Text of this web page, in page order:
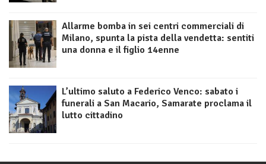
Allarme bomba in sei centri commerciali di
Milano, spunta la pista della vendetta: sentiti
una donna e il figlio 14enne
L’ultimo saluto a Federico Venco: sabato i
funerali a San Macario, Samarate proclama il
lutto cittadino